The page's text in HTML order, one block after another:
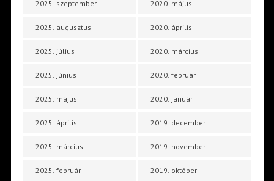
2025. szeptember
2025. augusztus
2025. július
2025. június
2025. május
2025. április
2025. március
2025. február
2020. május
2020. április
2020. március
2020. február
2020. január
2019. december
2019. november
2019. október